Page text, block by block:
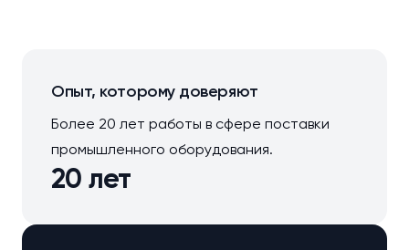
20 лет
Опыт, которому доверяют
Более 20 лет работы в сфере поставки
промышленного оборудования.